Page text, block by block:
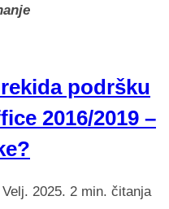
podršku
2016/2019 –
2025. 2 min. čitanja